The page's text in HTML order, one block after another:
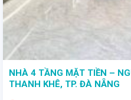
NHÀ 4 TẦNG MẶT TIỀN –
THANH KHÊ, TP. ĐÀ NẴNG